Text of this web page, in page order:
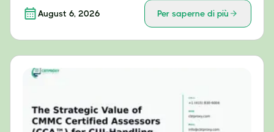
August 6, 2026 Per saperne di più